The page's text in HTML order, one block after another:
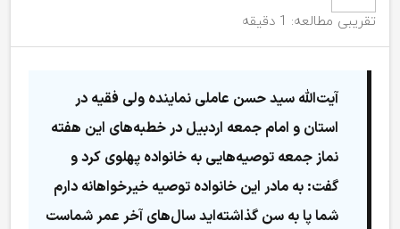
تقریبی مطالعه: 1 دقیقه
آیت‌الله سید حسن عاملی نماینده ولی فقیه در
استان و امام جمعه اردبیل در خطبه‌های این هفته
نماز جمعه توصیه‌هایی به خانواده پهلوی کرد و
گفت: به مادر این خانواده توصیه خیرخواهانه دارم
شما پا به سن گذاشته‌اید سال‌های آخر عمر شماست